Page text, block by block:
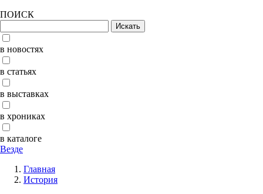
ПОИСК
в новостях
в статьях
в выставках
в хрониках
в каталоге
Везде
Главная
История